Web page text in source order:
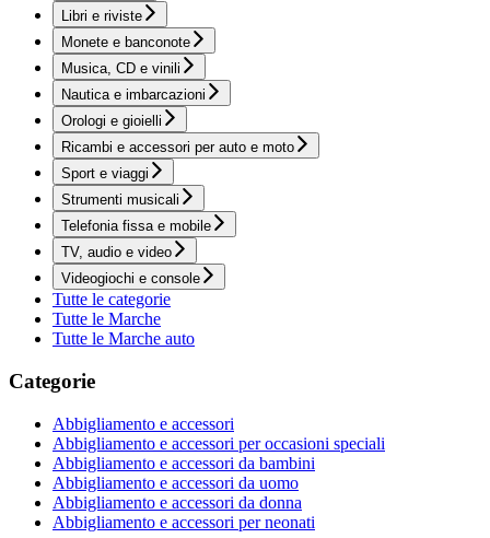
Libri e riviste
Monete e banconote
Musica, CD e vinili
Nautica e imbarcazioni
Orologi e gioielli
Ricambi e accessori per auto e moto
Sport e viaggi
Strumenti musicali
Telefonia fissa e mobile
TV, audio e video
Videogiochi e console
Tutte le categorie
Tutte le Marche
Tutte le Marche auto
Categorie
Abbigliamento e accessori
Abbigliamento e accessori per occasioni speciali
Abbigliamento e accessori da bambini
Abbigliamento e accessori da uomo
Abbigliamento e accessori da donna
Abbigliamento e accessori per neonati